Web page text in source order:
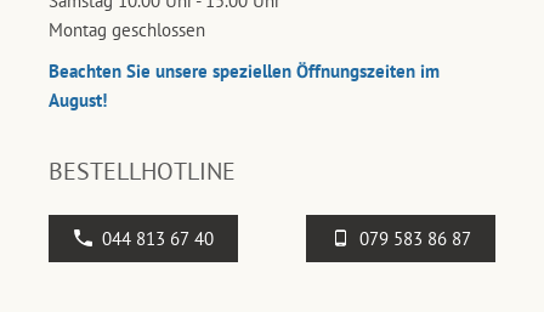
Montag geschlossen
Beachten Sie unsere speziellen Öffnungszeiten im
August!
BESTELLHOTLINE
044 813 67 40 079 583 86 87